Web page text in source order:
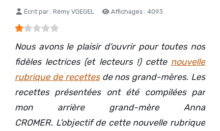
Détails
Écrit par : Rémy VOEGEL Affichages : 4093
Vote utilisateur:
Nous avons le plaisir d'ouvrir pour toutes nos
fidèles lectrices (et lecteurs !) cette nouvelle
rubrique de recettesde nos grand-mères. Les
recettes présentées ont été compilées par
mon arrière grand-mère Anna
CROMER. L'objectif de cette nouvelle rubrique